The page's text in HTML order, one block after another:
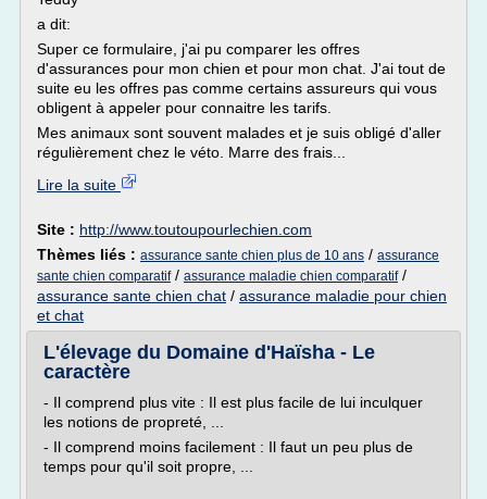
a dit:
Super ce formulaire, j'ai pu comparer les offres
d'assurances pour mon chien et pour mon chat. J'ai tout de
suite eu les offres pas comme certains assureurs qui vous
obligent à appeler pour connaitre les tarifs.
Mes animaux sont souvent malades et je suis obligé d'aller
régulièrement chez le véto. Marre des frais...
Lire la suite
Site : http://www.toutoupourlechien.com
Thèmes liés : assurance sante chien plus de 10 ans / assurance
sante chien comparatif/ assurance maladie chien comparatif/
assurance sante chien chat / assurance maladie pour chien
et chat
L'élevage du Domaine d'Haïsha - Le
caractère
- Il comprend plus vite : Il est plus facile de lui inculquer
les notions de propreté, ...
- Il comprend moins facilement : Il faut un peu plus de
temps pour qu'il soit propre, ...